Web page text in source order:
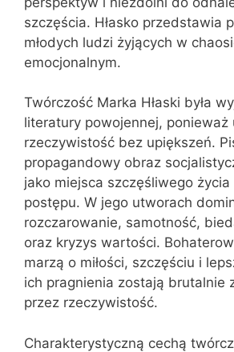
szczęścia. Hłasko przedstawia
młodych ludzi żyjących w
emocjonalnym.
Twórczość Marka Hłaski była
literatury powojennej, ponieważ
rzeczywistość bez upiększeń.
propagandowy obraz
jako miejsca szczęśliwego życia
postępu. W jego utworach
rozczarowanie, samotność,
oraz kryzys wartości.
marzą o miłości, szczęściu i
ich pragnienia zostają brutalnie
przez rzeczywistość.
Charakterystyczną cechą